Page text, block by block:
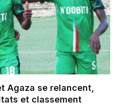
Agaza se relancent,
et classement